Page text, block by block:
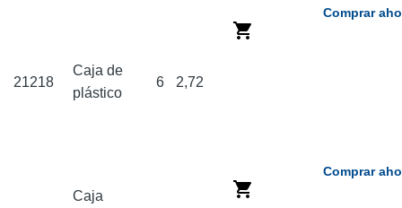
21218
Caja de
plástico
6 2,72
Comprar
Caja
Comprar